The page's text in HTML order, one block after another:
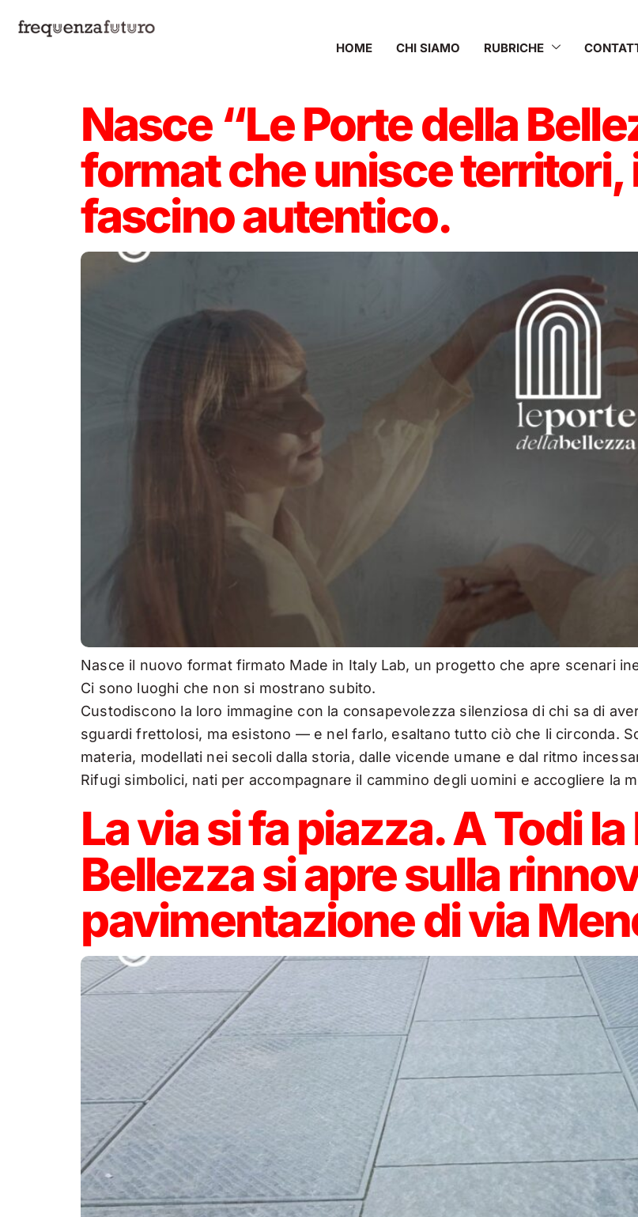
HOME CHI SIAMO RUBRICHE
Nasce “Le Porte della
format che unisce territori,
fascino autentico.
Nasce il nuovo format firmato Made in Italy Lab, un progetto che apre scenari
Ci sono luoghi che non si mostrano subito.
Custodiscono la loro immagine con la consapevolezza silenziosa di chi sa di
sguardi frettolosi, ma esistono — e nel farlo, esaltano tutto ciò che li circonda.
materia, modellati nei secoli dalla storia, dalle vicende umane e dal ritmo
Rifugi simbolici, nati per accompagnare il cammino degli uomini e accogliere la
La via si fa piazza. A Todi
Bellezza si apre sulla
pavimentazione di via